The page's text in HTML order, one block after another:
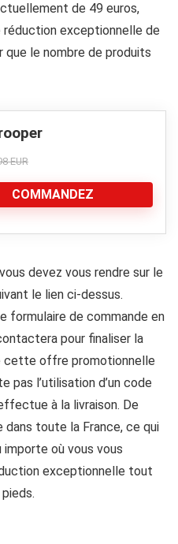
de 49 euros,
exceptionnelle de
le nombre de produits
EUR
COMMANDEZ
devez vous rendre sur le
le lien ci-dessus.
formulaire de commande en
pour finaliser la
cette offre promotionnelle
l’utilisation d’un code
à la livraison. De
dans toute la France, ce qui
où vous vous
exceptionnelle tout